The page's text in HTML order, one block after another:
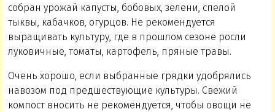
собран урожай капусты, бобовых, зелени, спелой
тыквы, кабачков, огурцов. Не рекомендуется
выращивать культуру, где в прошлом сезоне росли
луковичные, томаты, картофель, пряные травы.
Очень хорошо, если выбранные грядки удобрялись
навозом под предшествующие культуры. Свежий
компост вносить не рекомендуется, чтобы овощи не